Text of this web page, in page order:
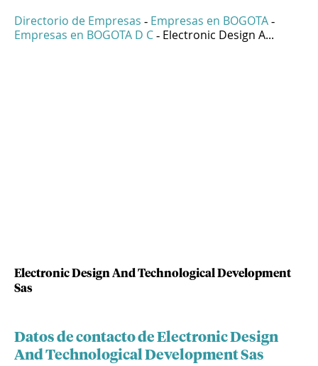
Directorio de Empresas - Empresas en BOGOTA -
Empresas en BOGOTA D C - Electronic Design A...
Electronic Design And Technological Development
Sas
Datos de contacto de Electronic Design
And Technological Development Sas